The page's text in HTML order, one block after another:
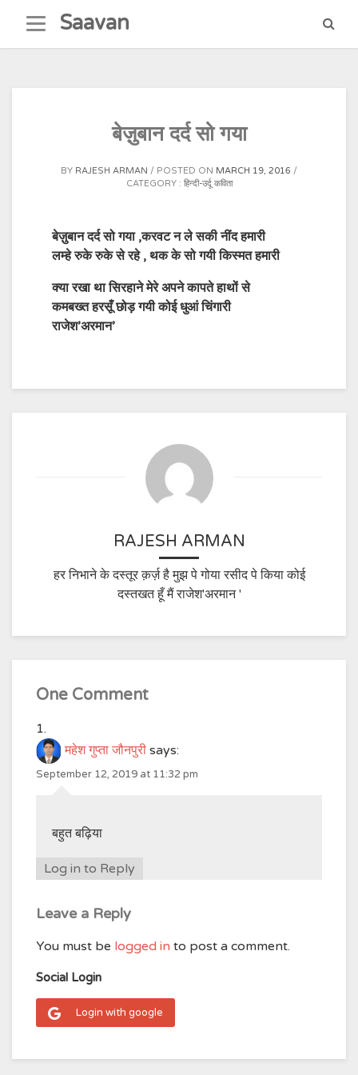
content
Saavan
बेज़ुबान दर्द सो गया
BY RAJESH ARMAN POSTED ON MARCH 19, 2016
CATEGORY : हिन्दी-उर्दू कविता
बेज़ुबान दर्द सो गया ,करवट न ले सकी नींद हमारी
लम्हे रुके रुके से रहे , थक के सो गयी किस्मत हमारी
क्या रखा था सिरहाने मेरे अपने कापते हाथों से
कमबख्त हरसूँ छोड़ गयी कोई धुआं चिंगारी
राजेश’अरमान’
RAJESH ARMAN
हर निभाने के दस्तूर क़र्ज़ है मुझ पे गोया रसीद पे किया कोई
दस्तखत हूँ मैं राजेश'अरमान '
One Comment
महेश गुप्ता जौनपुरी says:
September 12, 2019 at 11:32 pm
बहुत बढ़िया
Log in to Reply
Leave a Reply
You must be logged in to post a comment.
Social Login
Login with google